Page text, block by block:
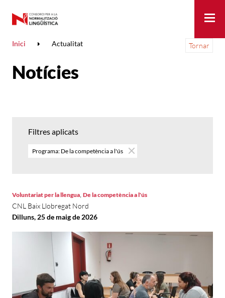
Inici Actualitat Tornar
Notícies
Filtres aplicats
Programa: De la competència a l'ús
Voluntariat per la llengua, De la competència a l'ús
CNL Baix Llobregat Nord
Dilluns, 25 de maig de 2026